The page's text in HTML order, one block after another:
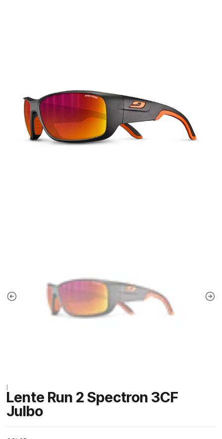
Lente Run 2 Spectron 3CF
Julbo